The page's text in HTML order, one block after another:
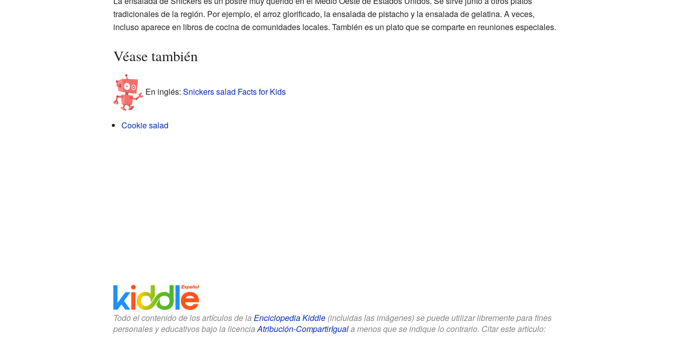
tradicionales de la región. Por ejemplo, el arroz glorificado, la ensalada de pistacho y la ensalada de gelatina. A veces,
incluso aparece en libros de cocina de comunidades locales. También es un plato que se comparte en reuniones especiales.
Véase también
En inglés: Snickers salad Facts for Kids
Cookie salad
Todo el contenido de los artículos de la Enciclopedia Kiddle(incluidas las imágenes) se puede utilizar libremente para fines
personales y educativos bajo la licenciaAtribución-CompartirIguala menos que se indique lo contrario. Citar este artículo: